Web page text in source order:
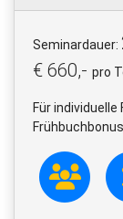
Seminardauer:
€ 660,- pro
Für